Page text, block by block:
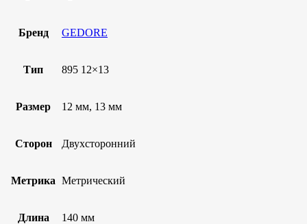
Бренд GEDORE
Тип 895 12×13
Размер 12 мм, 13 мм
Сторон Двухсторонний
Метрика Метрический
Длина 140 мм